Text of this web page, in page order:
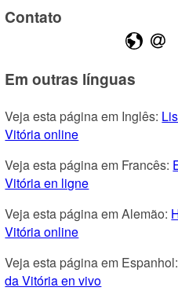
Contato
Em outras línguas
Veja esta página em Inglês:
Vitória online
Veja esta página em Francês:
Vitória en ligne
Veja esta página em Alemão:
Vitória online
Veja esta página em Espanhol:
da Vitória en vivo